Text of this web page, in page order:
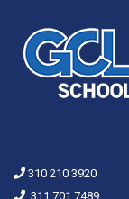
310 210 3920
311 701 7489